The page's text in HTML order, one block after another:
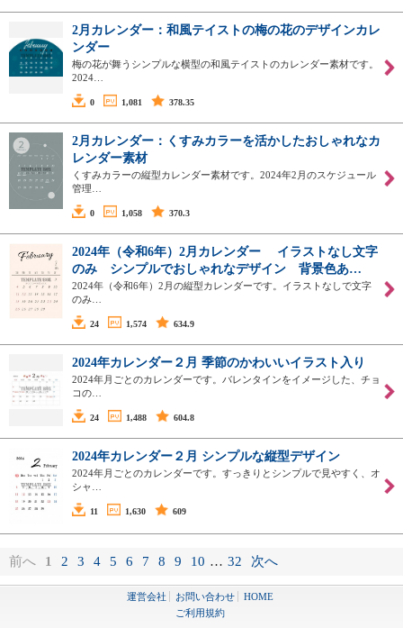
2月カレンダー：和風テイストの梅の花のデザインカレ
ンダー
梅の花が舞うシンプルな横型の和風テイストのカレンダー素材です。
2024…
0 1,081 378.35
2月カレンダー：くすみカラーを活かしたおしゃれなカ
レンダー素材
くすみカラーの縦型カレンダー素材です。2024年2月のスケジュール
管理…
0 1,058 370.3
2024年（令和6年）2月カレンダー イラストなし文字
のみ シンプルでおしゃれなデザイン 背景色あ…
2024年（令和6年）2月の縦型カレンダーです。イラストなしで文字
のみ…
24 1,574 634.9
2024年カレンダー２月 季節のかわいいイラスト入り
2024年月ごとのカレンダーです。バレンタインをイメージした、チョ
コの…
24 1,488 604.8
2024年カレンダー２月 シンプルな縦型デザイン
2024年月ごとのカレンダーです。すっきりとシンプルで見やすく、オ
シャ…
11 1,630 609
前へ 1 2 3 4 5 6 7 8 9 10 … 32 次へ
運営会社 お問い合わせ
HOME
ご利用規約